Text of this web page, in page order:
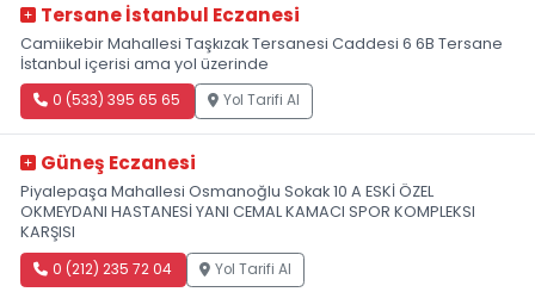
Tersane İstanbul Eczanesi
Camiikebir Mahallesi Taşkızak Tersanesi Caddesi 6 6B Tersane
İstanbul içerisi ama yol üzerinde
0 (533) 395 65 65 Yol Tarifi Al
Güneş Eczanesi
Piyalepaşa Mahallesi Osmanoğlu Sokak 10 A ESKİ ÖZEL
OKMEYDANI HASTANESİ YANI CEMAL KAMACI SPOR KOMPLEKSI
KARŞISI
0 (212) 235 72 04 Yol Tarifi Al